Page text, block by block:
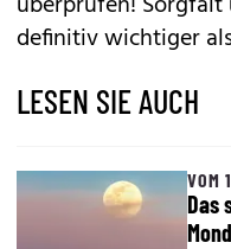
definitiv wichtiger
LESEN SIE AUCH
VOM
Das